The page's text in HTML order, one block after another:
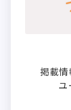
掲載情
ユ